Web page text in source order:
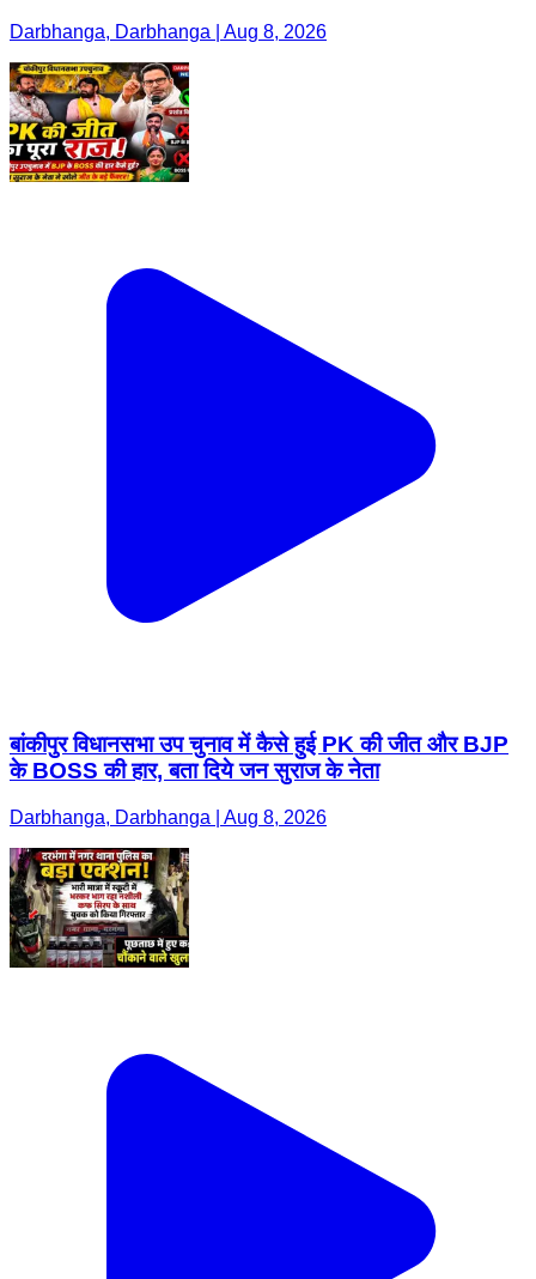
Darbhanga, Darbhanga | Aug 8, 2026
बांकीपुर विधानसभा उप चुनाव में कैसे हुई PK की जीत और BJP
के BOSS की हार, बता दिये जन सुराज के नेता
Darbhanga, Darbhanga | Aug 8, 2026